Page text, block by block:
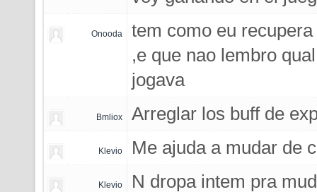
Onooda
tem como eu
,e que nao lembro
jogava
Bmliox Arreglar los buff de
Klevio Me ajuda a mudar de
Klevio N dropa intem pra